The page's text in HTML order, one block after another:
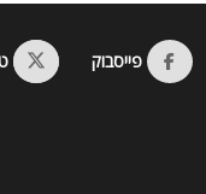
פייסבוק